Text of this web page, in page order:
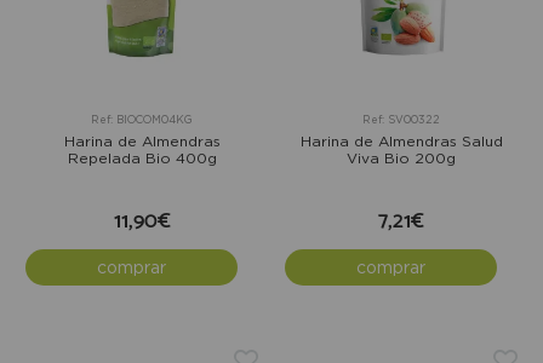
Ref: BIOCOM04KG
Harina de Almendras
Repelada Bio 400g
11,90€
comprar
Ref: SV00322
Harina de Almendras Salud
Viva Bio 200g
7,21€
comprar